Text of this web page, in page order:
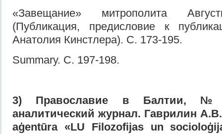
«Завещание» митрополита
(Публикация, предисловие к
Анатолия Кинстлера). С. 173-195.
Summary. С. 197-198.
3) Православие в
аналитический журнал. Гаврилин
aģentūra «LU Filozofijas un